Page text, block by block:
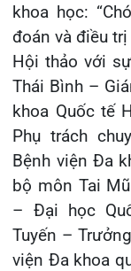
Khoa ngoại
Khoa ngoại
Khoa ngoại
Khoa Phục hồi
Khoa Tim mạch
Khoa Hô hấp –
Khoa Cơ xương
ứng miễn dịch
Tra cứu
Phụ trách
Bệnh viện Đa
bộ môn Tai Mũi
– Đại học Quốc
Tuyến – Trưởng
viện Đa khoa
trong và ngoài